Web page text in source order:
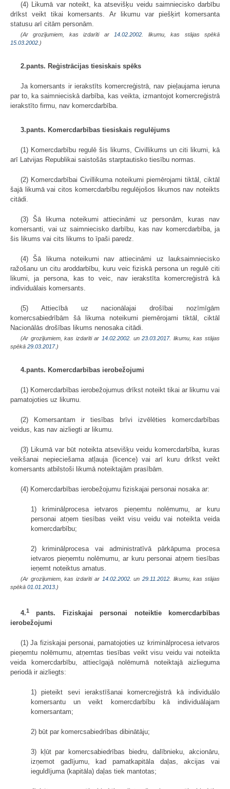
(4) Likumā var noteikt, ka atsevišķu veidu saimniecisko darbību
drīkst veikt tikai komersants. Ar likumu var piešķirt komersanta
statusu arī citām personām.
(Ar grozījumiem, kas izdarīti ar14.02.2002. likumu, kas stājas spēkā
15.03.2002.)
2.pants. Reģistrācijas tiesiskais spēks
Ja komersants ir ierakstīts komercreģistrā, nav pieļaujama ieruna
par to, ka saimnieciskā darbība, kas veikta, izmantojot komercreģistrā
ierakstīto firmu, nav komercdarbība.
3.pants. Komercdarbības tiesiskais regulējums
(1) Komercdarbību regulē šis likums, Civillikums un citi likumi, kā
arī Latvijas Republikai saistošās starptautisko tiesību normas.
(2) Komercdarbībai Civillikuma noteikumi piemērojami tiktāl, ciktāl
šajā likumā vai citos komercdarbību regulējošos likumos nav noteikts
citādi.
(3) Šā likuma noteikumi attiecināmi uz personām, kuras nav
komersanti, vai uz saimniecisko darbību, kas nav komercdarbība, ja
šis likums vai cits likums to īpaši paredz.
(4) Šā likuma noteikumi nav attiecināmi uz lauksaimniecisko
ražošanu un citu aroddarbību, kuru veic fiziskā persona un regulē citi
likumi, ja persona, kas to veic, nav ierakstīta komercreģistrā kā
individuālais komersants.
(5) Attiecībā uz nacionālajai drošībai nozīmīgām
komercsabiedrībām šā likuma noteikumi piemērojami tiktāl, ciktāl
Nacionālās drošības likums nenosaka citādi.
(Ar grozījumiem, kas izdarīti ar 14.02.2002. un23.03.2017. likumu, kas stājas
spēkā 29.03.2017.)
4.pants. Komercdarbības ierobežojumi
(1) Komercdarbības ierobežojumus drīkst noteikt tikai ar likumu vai
pamatojoties uz likumu.
(2) Komersantam ir tiesības brīvi izvēlēties komercdarbības
veidus, kas nav aizliegti ar likumu.
(3) Likumā var būt noteikta atsevišķu veidu komercdarbība, kuras
veikšanai nepieciešama atļauja (licence) vai arī kuru drīkst veikt
komersants atbilstoši likumā noteiktajām prasībām.
(4) Komercdarbības ierobežojumu fiziskajai personai nosaka ar:
1) kriminālprocesa ietvaros pieņemtu nolēmumu, ar kuru
personai atņem tiesības veikt visu veidu vai noteikta veida
komercdarbību;
2) kriminālprocesa vai administratīvā pārkāpuma procesa
ietvaros pieņemtu nolēmumu, ar kuru personai atņem tiesības
ieņemt noteiktus amatus.
(Ar grozījumiem, kas izdarīti ar 14.02.2002. un 29.11.2012. likumu, kas stājas
spēkā 01.01.2013.)
4.1
pants. Fiziskajai personai noteiktie komercdarbības
ierobežojumi
(1) Ja fiziskajai personai, pamatojoties uz kriminālprocesa ietvaros
pieņemtu nolēmumu, atņemtas tiesības veikt visu veidu vai noteikta
veida komercdarbību, attiecīgajā nolēmumā noteiktajā aizlieguma
periodā ir aizliegts:
1) pieteikt sevi ierakstīšanai komercreģistrā kā individuālo
komersantu un veikt komercdarbību kā individuālajam
komersantam;
2) būt par komercsabiedrības dibinātāju;
3) kļūt par komercsabiedrības biedru, dalībnieku, akcionāru,
izņemot gadījumu, kad pamatkapitāla daļas, akcijas vai
ieguldījuma (kapitāla) daļas tiek mantotas;